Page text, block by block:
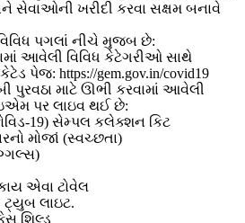
ખરીદી કરવા સક્ષમ બનાવે
પગલાં નીચે મુજબ છે:
આવેલી વિવિધ કેટેગરીઓ સાથે
પેજ: https://gem.gov.in/covid19
પુરવઠા માટે ઊભી કરવામાં આવેલી
પર લાઇવ થઈ છે:
19) સેમ્પલ કલેક્શન કિટ
મોજાં (સ્વચ્છતા)
એવા ટોવેલ
ટ્યુબ લાઇટ.
શિલ્ડ